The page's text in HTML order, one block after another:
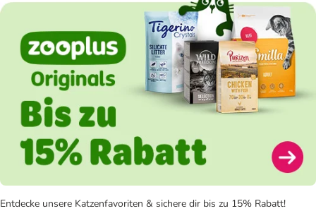
Entdecke unsere Katzenfavoriten & sichere dir bis zu 15% Rabatt!